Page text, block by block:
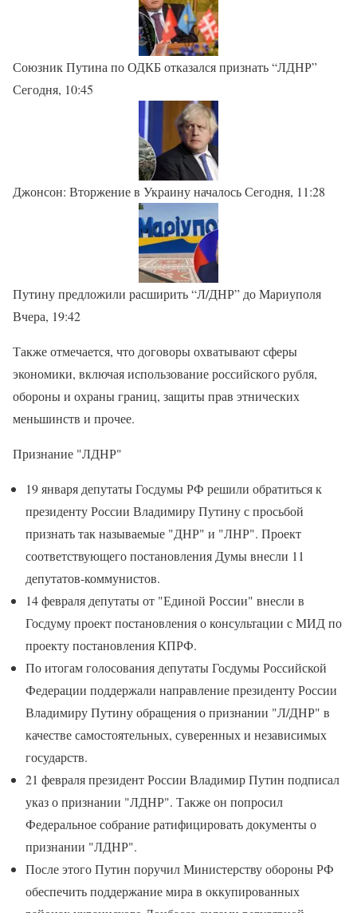
Союзник Путина по ОДКБ отказался признать “ЛДНР”
Сегодня, 10:45
Джонсон: Вторжение в Украину началось Сегодня, 11:28
Путину предложили расширить “Л/ДНР” до Мариуполя
Вчера, 19:42
Также отмечается, что договоры охватывают сферы
экономики, включая использование российского рубля,
обороны и охраны границ, защиты прав этнических
меньшинств и прочее.
Признание "ЛДНР"
19 января депутаты Госдумы РФ решили обратиться к
президенту России Владимиру Путину с просьбой
признать так называемые "ДНР" и "ЛНР". Проект
соответствующего постановления Думы внесли 11
депутатов-коммунистов.
14 февраля депутаты от "Единой России" внесли в
Госдуму проект постановления о консультации с МИД по
проекту постановления КПРФ.
По итогам голосования депутаты Госдумы Российской
Федерации поддержали направление президенту России
Владимиру Путину обращения о признании "Л/ДНР" в
качестве самостоятельных, суверенных и независимых
государств.
21 февраля президент России Владимир Путин подписал
указ о признании "ЛДНР". Также он попросил
Федеральное собрание ратифицировать документы о
признании "ЛДНР".
После этого Путин поручил Министерству обороны РФ
обеспечить поддержание мира в оккупированных